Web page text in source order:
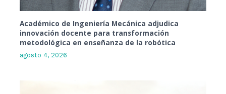
Académico de Ingeniería Mecánica adjudica
innovación docente para transformación
metodológica en enseñanza de la robótica
agosto 4, 2026